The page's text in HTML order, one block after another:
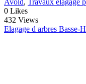
0 Likes
432 Views
Elagage d arbres Basse-